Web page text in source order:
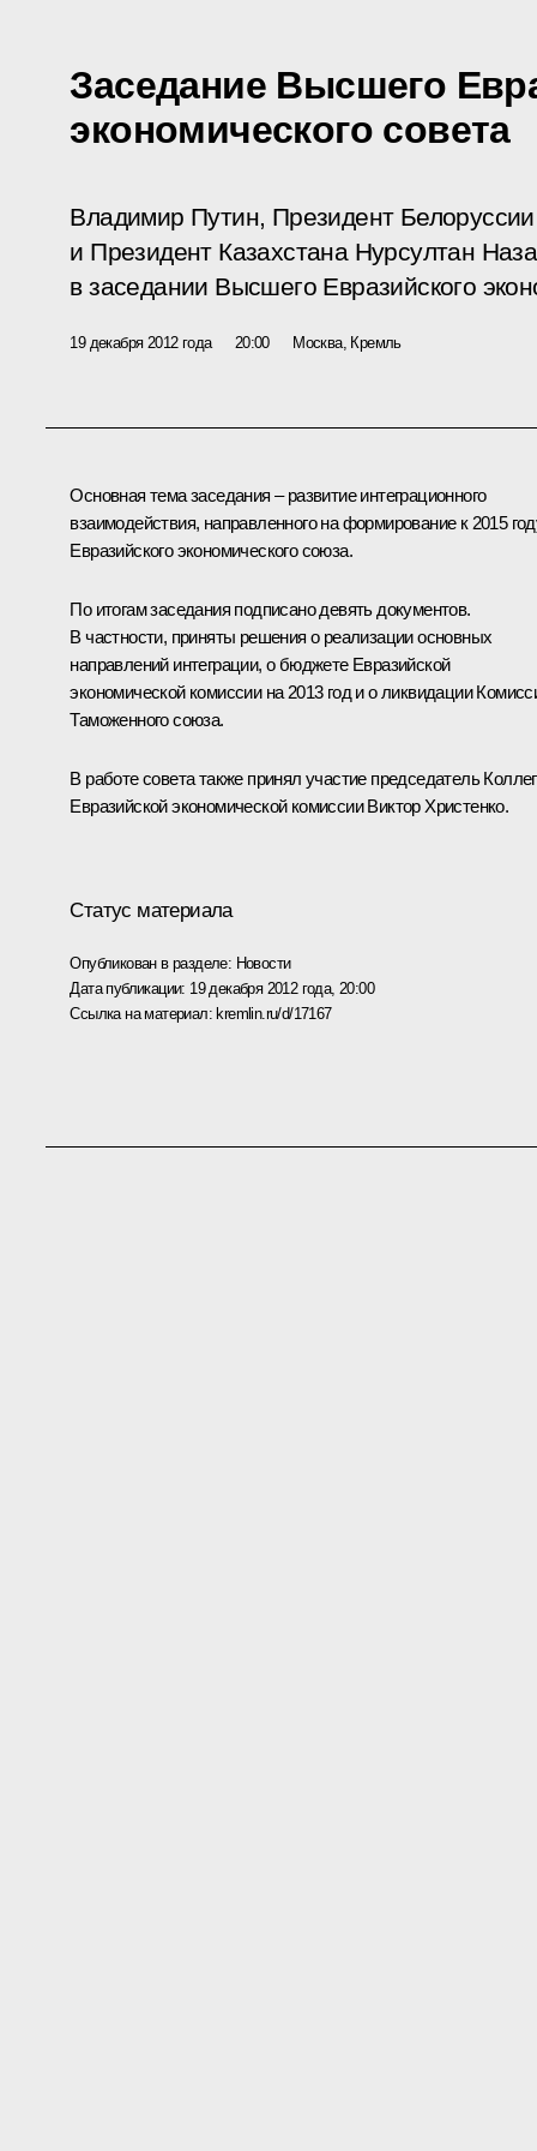
Заседание Высшего
экономического совета
Владимир Путин, Президент
и Президент Казахстана Нурсултан
в заседании Высшего Евразийского
19 декабря 2012 года 20:00 Москва, Кремль
Основная тема заседания – развитие интеграционного
взаимодействия, направленного на формирование к 2015
Евразийского экономического союза.
По итогам заседания подписано девять документов.
В частности, приняты решения о реализации основных
направлений интеграции, о бюджете Евразийской
экономической комиссии на 2013 год и о ликвидации
Таможенного союза.
В работе совета также принял участие председатель
Евразийской экономической комиссииВиктор Христенко.
Статус материала
Опубликован в разделе: Новости
Дата публикации: 19 декабря 2012 года, 20:00
Ссылка на материал: kremlin.ru/d/17167